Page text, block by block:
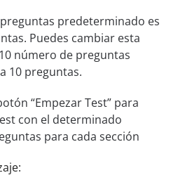
predeterminado es
Puedes cambiar esta
número de preguntas
10 preguntas.
“Empezar Test” para
con el determinado
para cada sección